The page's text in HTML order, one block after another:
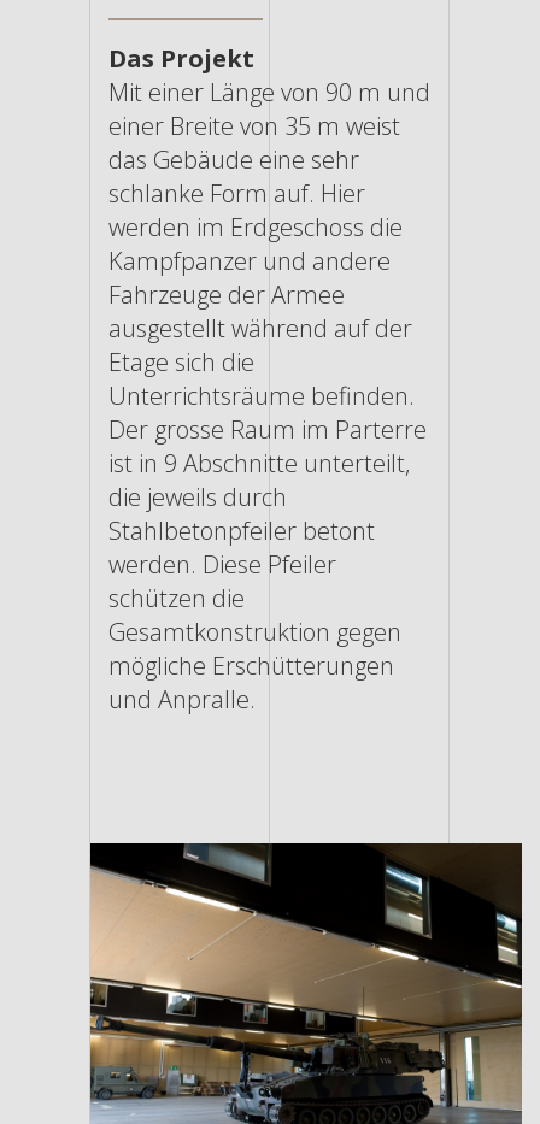
Das Projekt
Mit einer Länge von 90 m und
einer Breite von 35 m weist
das Gebäude eine sehr
schlanke Form auf. Hier
werden im Erdgeschoss die
Kampfpanzer und andere
Fahrzeuge der Armee
ausgestellt während auf der
Etage sich die
Unterrichtsräume befinden.
Der grosse Raum im Parterre
ist in 9 Abschnitte unterteilt,
die jeweils durch
Stahlbetonpfeiler betont
werden. Diese Pfeiler
schützen die
Gesamtkonstruktion gegen
mögliche Erschütterungen
und Anpralle.